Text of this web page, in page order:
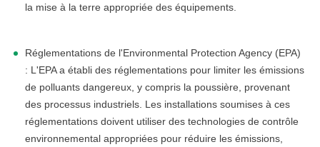
la mise à la terre appropriée des équipements.
Réglementations de l'Environmental Protection Agency (EPA)
: L'EPA a établi des réglementations pour limiter les émissions
de polluants dangereux, y compris la poussière, provenant
des processus industriels. Les installations soumises à ces
réglementations doivent utiliser des technologies de contrôle
environnemental appropriées pour réduire les émissions,